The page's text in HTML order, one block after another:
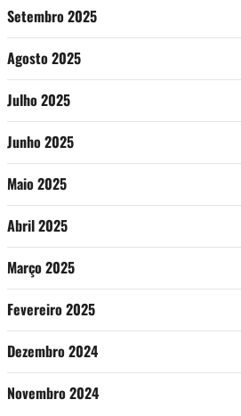
Setembro 2025
Agosto 2025
Julho 2025
Junho 2025
Maio 2025
Abril 2025
Março 2025
Fevereiro 2025
Dezembro 2024
Novembro 2024